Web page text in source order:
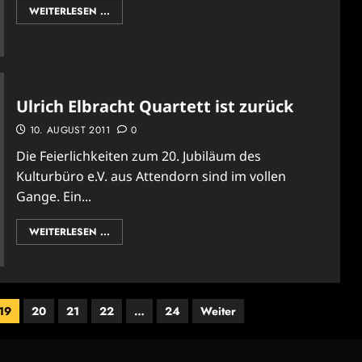
WEITERLESEN ...
Ulrich Elbracht Quartett ist zurück
10. AUGUST 2011 0
Die Feierlichkeiten zum 20. Jubiläum des
Kulturbüro e.V. aus Attendorn sind im vollen
Gange. Ein...
WEITERLESEN ...
19 20 21 22 … 24 Weiter